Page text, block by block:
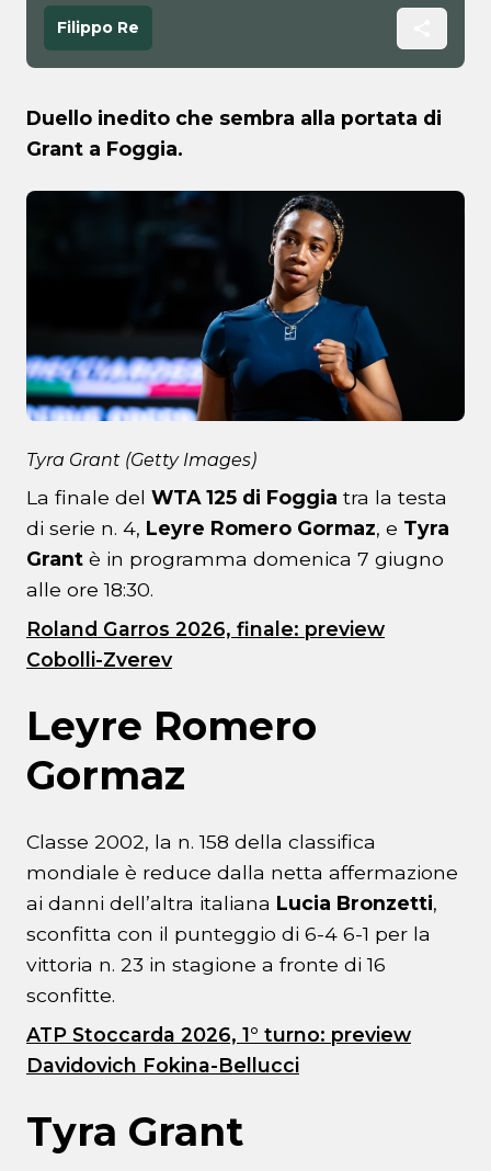
Filippo Re
Duello inedito che sembra alla portata di
Grant a Foggia.
Tyra Grant (Getty Images)
La finale del WTA 125 di Foggia tra la testa
di serie n. 4, Leyre Romero Gormaz, e Tyra
Grant è in programma domenica 7 giugno
alle ore 18:30.
Roland Garros 2026, finale: preview
Cobolli-Zverev
Leyre Romero
Gormaz
Classe 2002, la n. 158 della classifica
mondiale è reduce dalla netta affermazione
ai danni dell’altra italiana Lucia Bronzetti,
sconfitta con il punteggio di 6-4 6-1 per la
vittoria n. 23 in stagione a fronte di 16
sconfitte.
ATP Stoccarda 2026, 1° turno: preview
Davidovich Fokina-Bellucci
Tyra Grant